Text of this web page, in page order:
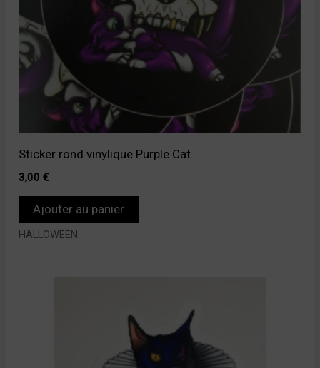
Sticker rond vinylique Purple Cat
3,00€
Ajouter au panier
HALLOWEEN